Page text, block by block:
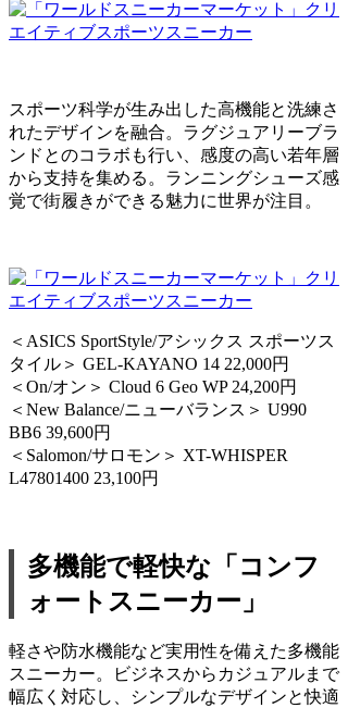
スポーツ科学が生み出した高機能と洗練さ
れたデザインを融合。ラグジュアリーブラ
ンドとのコラボも行い、感度の高い若年層
から支持を集める。ランニングシューズ感
覚で街履きができる魅力に世界が注目。
＜ASICS SportStyle/アシックス スポーツス
タイル＞ GEL-KAYANO 14 22,000円
＜On/オン＞ Cloud 6 Geo WP 24,200円
＜New Balance/ニューバランス＞ U990
BB6 39,600円
＜Salomon/サロモン＞ XT-WHISPER
L47801400 23,100円
多機能で軽快な「コンフ
ォートスニーカー」
軽さや防水機能など実用性を備えた多機能
スニーカー。ビジネスからカジュアルまで
幅広く対応し、シンプルなデザインと快適